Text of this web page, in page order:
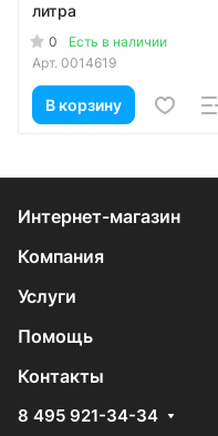
литра
0
Есть в наличии
Арт. 0014619
В корзину
Интернет-магазин
Компания
Услуги
Помощь
Контакты
8 495 921-34-34